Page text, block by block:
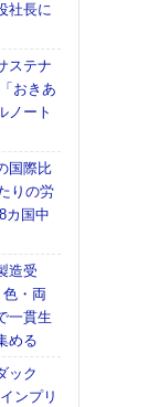
社長に
ステナ
おきあ
ノート
国際比
りの労
カ国中
造受
・両
一貫生
める
ック
ンプリ